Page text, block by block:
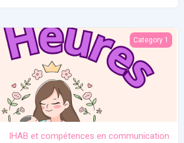
IHAB et compétences en communication
Category 1
IHAB et compétences en communication